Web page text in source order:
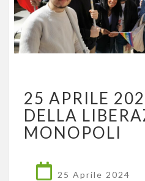
–
25 APRILE
DELLA
MONOPOLI
25 Aprile 2024